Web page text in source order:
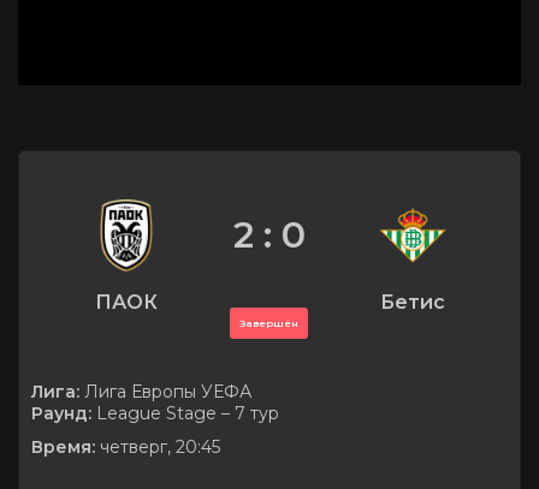
ПАОК
2 : 0
Завершён
Бетис
Лига: Лига Европы УЕФА
Раунд: League Stage – 7 тур
Время: четверг, 20:45